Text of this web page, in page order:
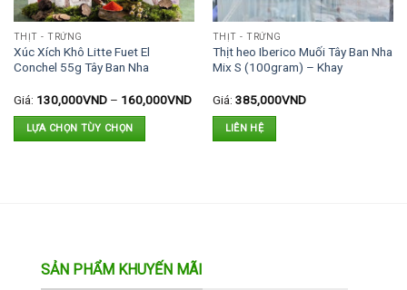
THỊT - TRỨNG
Xúc Xích Khô Litte Fuet El
Conchel 55g Tây Ban Nha
Giá: 130,000VND– 160,000VND
LỰA CHỌN TÙY CHỌN
THỊT - TRỨNG
Thịt heo Iberico Muối Tây Ban Nha
Mix S (100gram) – Khay
Giá: 385,000VND
LIÊN HỆ
SẢN PHẨM KHUYẾN MÃI